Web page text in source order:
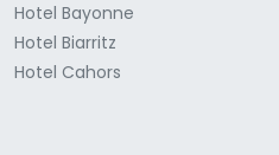
Hotel Bayonne
Hotel Biarritz
Hotel Cahors